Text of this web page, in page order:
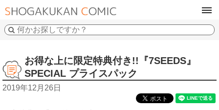
お得な上に限定特典付き!!『7SEEDS』
SPECIAL プライスパック
2019年12月26日